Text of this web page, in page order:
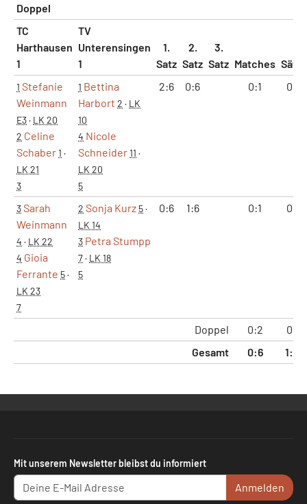
Doppel
TC
Harthausen
1
TV
Unterensingen
1
1.
Satz
2.
Satz
3.
Satz Matches Sätze
1 Stefanie
Weinmann
E3· LK 20
2 Celine
Schaber1 ·
LK 21
3
1 Bettina
Harbort 2 · LK
10
4 Nicole
Schneider11 ·
LK 20
5
2:6 0:6 0:1 0:2
3Sarah
Weinmann
4 · LK 22
4 Gioia
Ferrante 5·
LK 23
7
2 Sonja Kurz 5·
LK 14
3 Petra Stumpp
7· LK 18
5
0:6 1:6 0:1 0:2
Doppel 0:2
0:4
Gesamt
0:6 1:12
Mit unserem Newsletter bleibst du informiert
Anmelden